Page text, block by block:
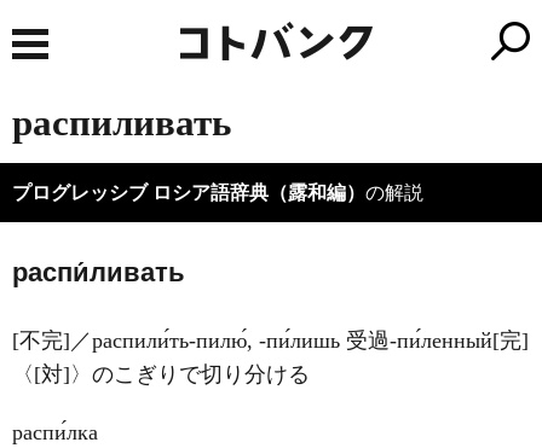
распиливать
プログレッシブ ロシア語辞典（露和編） の解説
распи́ливать
[不完]／распили́ть-пилю́, -пи́лишь 受過-пи́ленный[完]
〈[対]〉のこぎりで切り分ける
распи́лка